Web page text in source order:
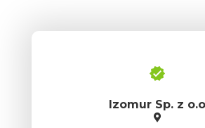
Izomur Sp. z o.o